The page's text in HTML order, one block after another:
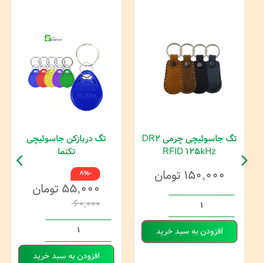
تگ جاسوئیچی چرمی DR2
RFID 125kHz
۱۵۰,۰۰۰ تومان
افزودن به سبد خرید
تگ دربازکن جاسوئیچی
تکنما
۶۰,۰۰۰
۵۵,۰۰۰تومان
افزودن به سبد خرید